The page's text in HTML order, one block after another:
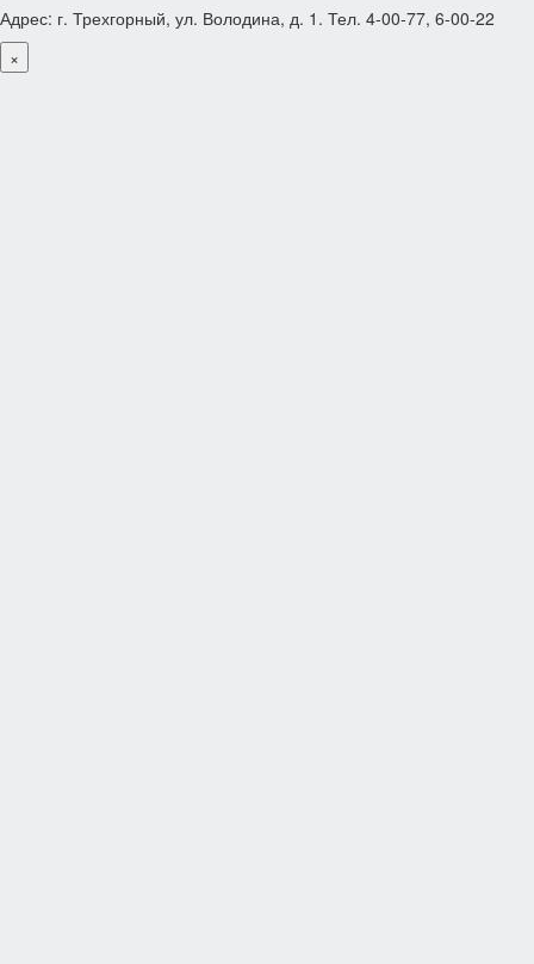
Адрес: г. Трехгорный, ул. Володина, д. 1. Тел. 4-00-77, 6-00-22
×